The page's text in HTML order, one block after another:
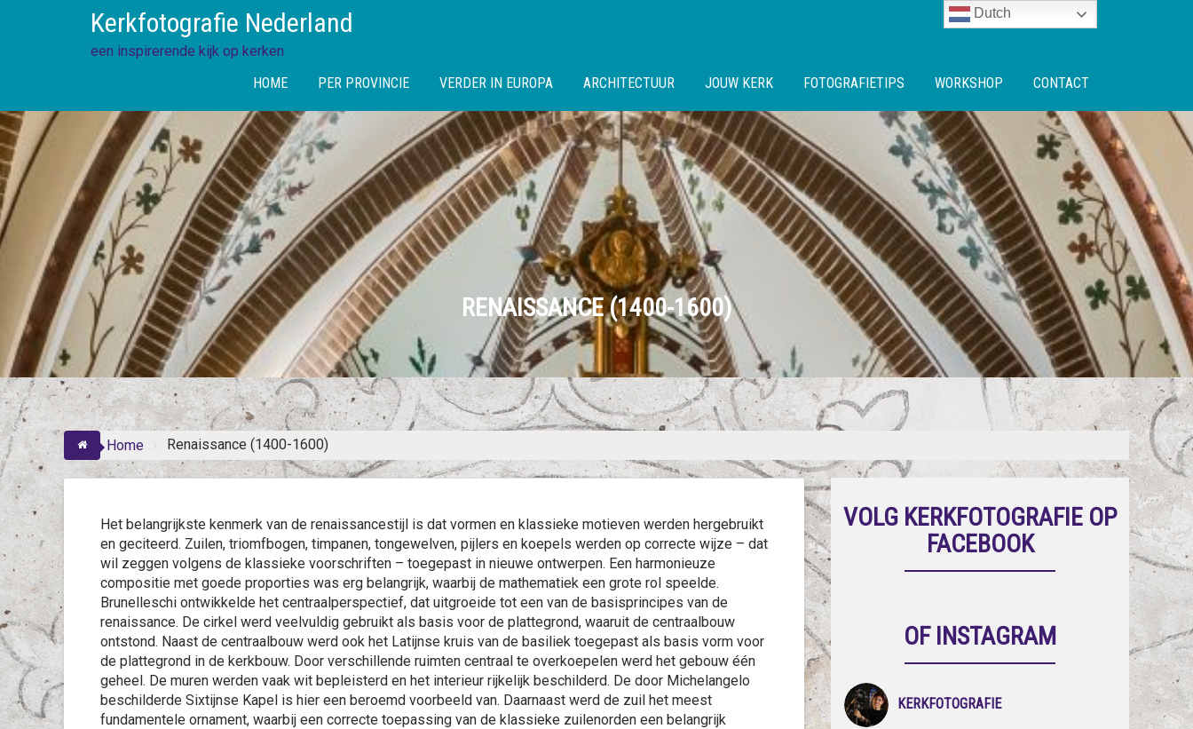
Kerkfotografie Nederland
een inspirerende kijk op kerken
HOME
PER PROVINCIE VERDER IN EUROPA ARCHITECTUUR JOUW KERK FOTOGRAFIETIPS WORKSHOP CONTACT
RENAISSANCE (1400-1600)
Home Renaissance (1400-1600)
Het belangrijkste kenmerk van de renaissancestijl is dat vormen en klassieke motieven werden hergebruikt
en geciteerd. Zuilen, triomfbogen, timpanen, tongewelven, pijlers en koepels werden op correcte wijze – dat
wil zeggen volgens de klassieke voorschriften – toegepast in nieuwe ontwerpen. Een harmonieuze
compositie met goede proporties was erg belangrijk, waarbij de mathematiek een grote rol speelde.
Brunelleschi ontwikkelde het centraalperspectief, dat uitgroeide tot een van de basisprincipes van de
renaissance. De cirkel werd veelvuldig gebruikt als basis voor de plattegrond, waaruit de centraalbouw
ontstond. Naast de centraalbouw werd ook het Latijnse kruis van de basiliek toegepast als basis vorm voor
de plattegrond in de kerkbouw. Door verschillende ruimten centraal te overkoepelen werd het gebouw één
geheel. De muren werden vaak wit bepleisterd en het interieur rijkelijk beschilderd. De door Michelangelo
beschilderde Sixtijnse Kapel is hier een beroemd voorbeeld van. Daarnaast werd de zuil het meest
fundamentele ornament, waarbij een correcte toepassing van de klassieke zuilenorden een belangrijk
VOLG KERKFOTOGRAFIE OP
FACEBOOK
OF INSTAGRAM
KERKFOTOGRAFIE
Dutch